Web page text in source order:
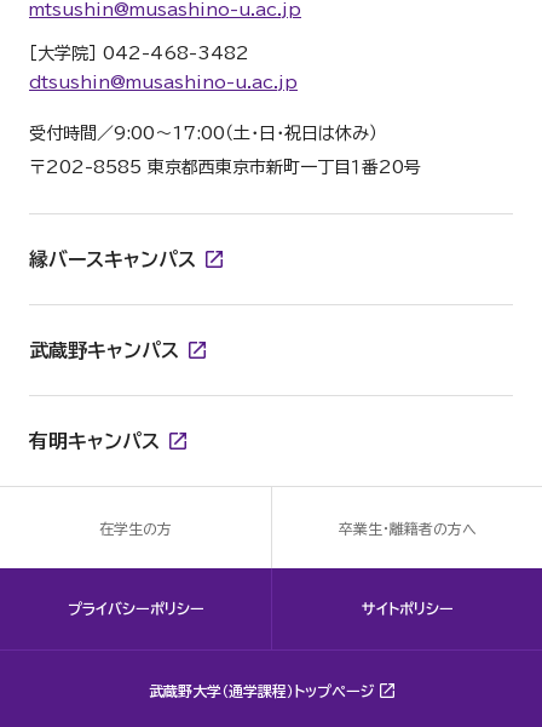
mtsushin@musashino-u.ac.jp
［大学院］ 042-468-3482
dtsushin@musashino-u.ac.jp
受付時間／9:00～17:00（土・日・祝日は休み）
〒202-8585 東京都西東京市新町一丁目１番20号
縁バースキャンパス
武蔵野キャンパス
有明キャンパス
在学生の方 卒業生・離籍者の方へ
プライバシーポリシー サイトポリシー
武蔵野大学（通学課程）トップページ